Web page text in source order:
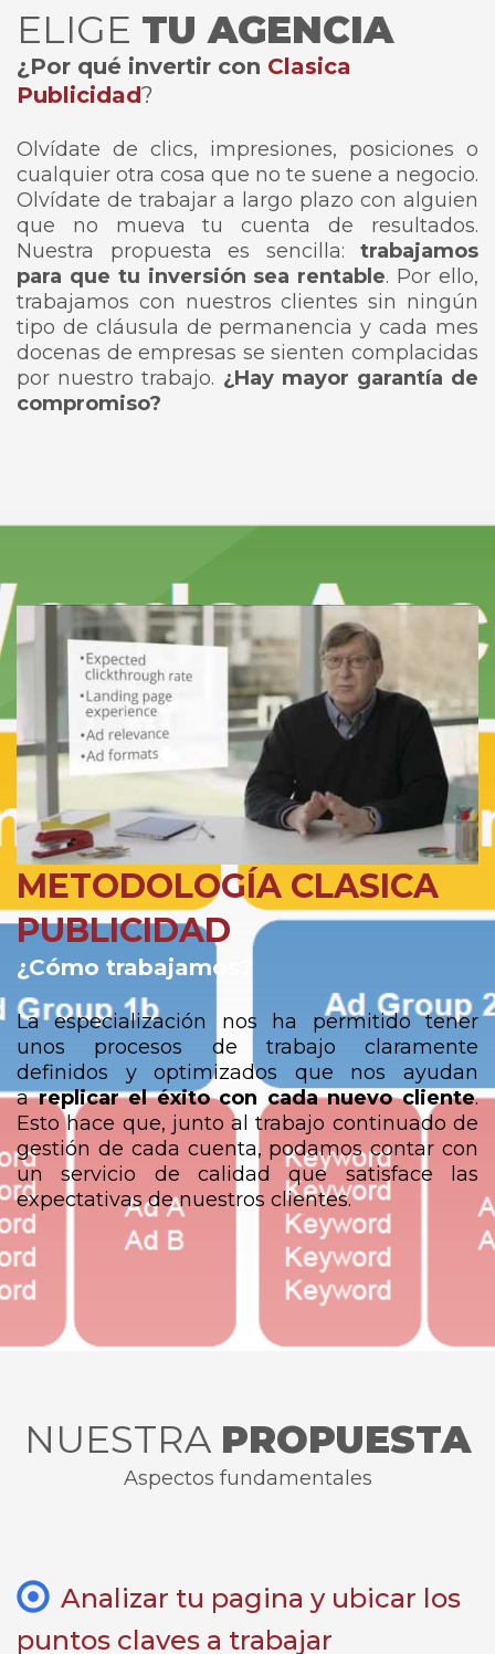
ELIGE TU AGENCIA
¿Por qué invertir con Clasica
Publicidad?
Olvídate de clics, impresiones, posiciones o
cualquier otra cosa que no te suene a negocio.
Olvídate de trabajar a largo plazo con alguien
que no mueva tu cuenta de resultados.
Nuestra propuesta es sencilla: trabajamos
para que tu inversión sea rentable. Por ello,
trabajamos con nuestros clientes sin ningún
tipo de cláusula de permanencia y cada mes
docenas de empresas se sienten complacidas
por nuestro trabajo. ¿Hay mayor garantía de
compromiso?
METODOLOGÍA CLASICA
PUBLICIDAD
¿Cómo trabajamos?
La especialización nos ha permitido tener
unos procesos de trabajo claramente
definidos y optimizados que nos ayudan
areplicar el éxito con cada nuevo cliente.
Esto hace que, junto al trabajo continuado de
gestión de cada cuenta, podamos contar con
un servicio de calidad que satisface las
expectativas de nuestros clientes.
NUESTRA PROPUESTA
Aspectos fundamentales
Analizar tu pagina y ubicar los
puntos claves a trabajar